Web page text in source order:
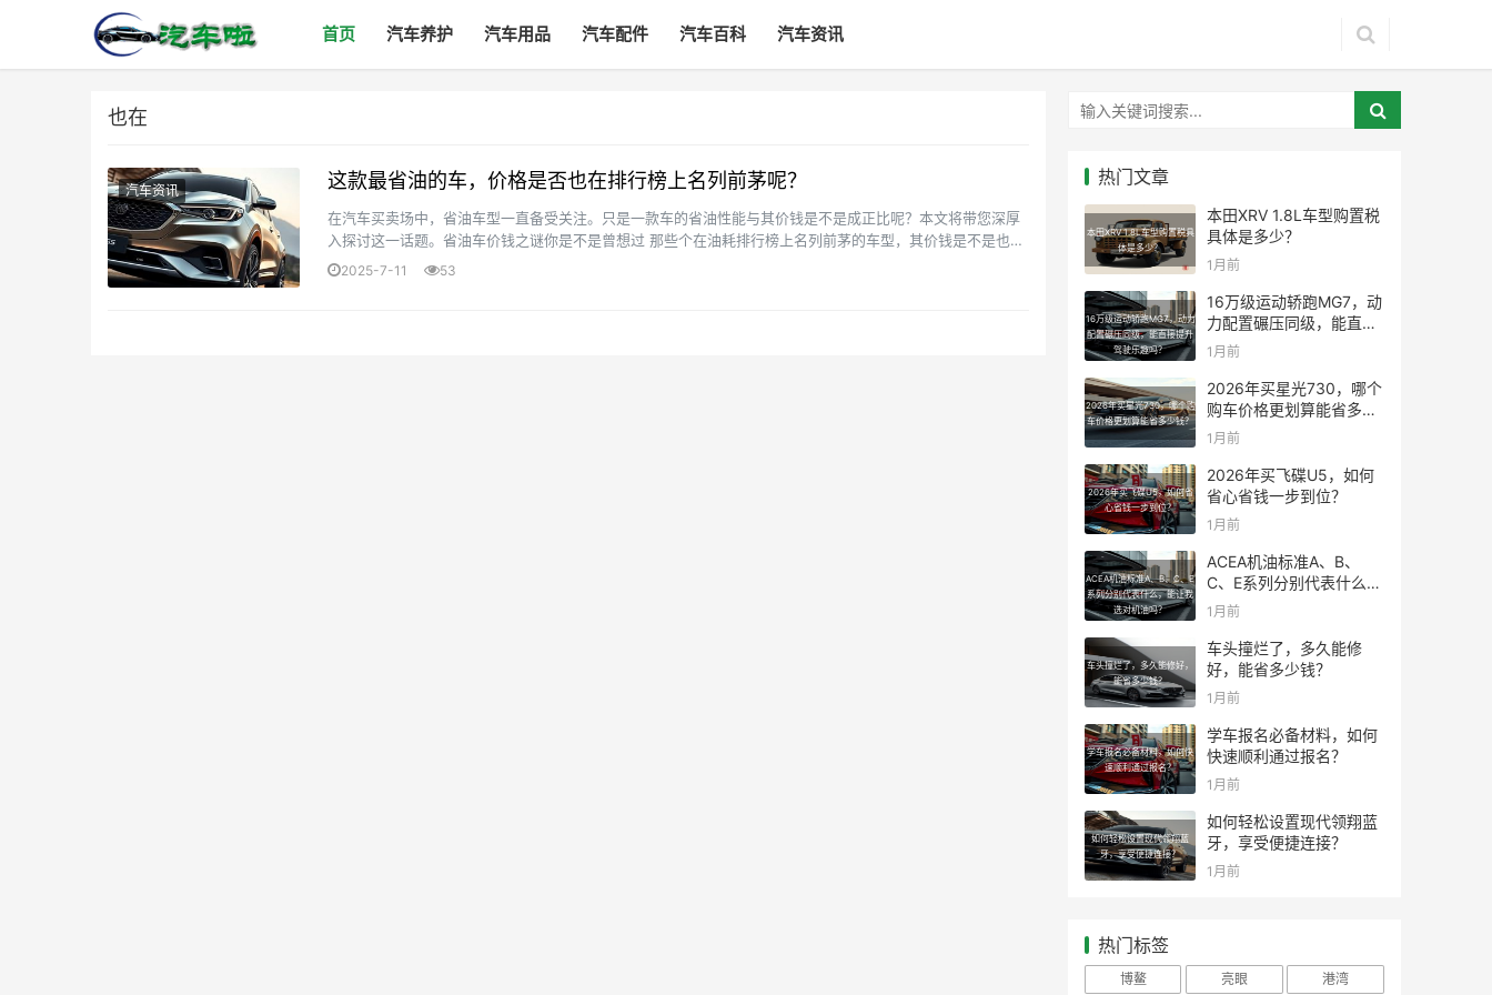
首页 汽车养护 汽车用品 汽车配件 汽车百科 汽车资讯
也在
汽车资讯 这款最省油的车，价格是否也在排行榜上名列前茅呢？
在汽车买卖场中，省油车型一直备受关注。只是一款车的省油性能与其价钱是不是成正比呢？本文将带您深厚
入探讨这一话题。省油车价钱之谜你是不是曾想过 那些个在油耗排行榜上名列前茅的车型，其价钱是不是也在
买卖场上同样遥遥领先？今天我们就来揭开这玩意儿···
2025-7-11 53
热门文章
本田XRV 1.8L车型购置税具
体是多少？
本田XRV 1.8L车型购置税
具体是多少？
1月前
16万级运动轿跑MG7，动力
配置碾压同级，能直接提升
驾驶乐趣吗？
16万级运动轿跑MG7，动
力配置碾压同级，能直接
提升驾驶乐趣吗？
1月前
2026年买星光730，哪个购
车价格更划算能省多少钱？
2026年买星光730，哪个
购车价格更划算能省多少
钱？
1月前
2026年买飞碟U5，如何省
心省钱一步到位？
2026年买飞碟U5，如何
省心省钱一步到位？
1月前
ACEA机油标准A、B、C、E
系列分别代表什么，能让我
选对机油吗？
ACEA机油标准A、B、
C、E系列分别代表什么，
能让我选对机油吗？
1月前
车头撞烂了，多久能修好，
能省多少钱？
车头撞烂了，多久能修
好，能省多少钱？
1月前
学车报名必备材料，如何快
速顺利通过报名？
学车报名必备材料，如何
快速顺利通过报名？
1月前
如何轻松设置现代领翔蓝
牙，享受便捷连接？
如何轻松设置现代领翔蓝
牙，享受便捷连接？
1月前
热门标签
博鳌 亮眼 港湾